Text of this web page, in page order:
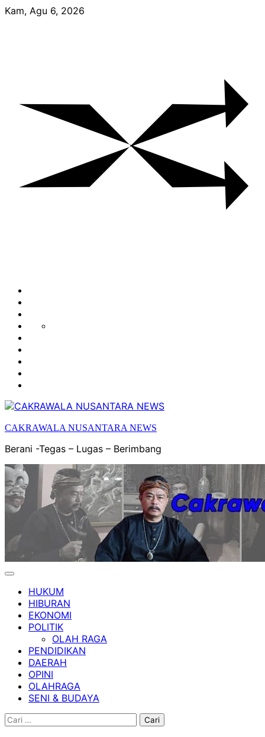
Skip
Kam, Agu 6, 2026
POLITIK
BUDAYA
CAKRAWALA NUSANTARA NEWS
Berani -Tegas – Lugas – Berimbang
HUKUM
HIBURAN
EKONOMI
POLITIK
OLAH RAGA
PENDIDIKAN
DAERAH
OPINI
OLAHRAGA
SENI & BUDAYA
Cari